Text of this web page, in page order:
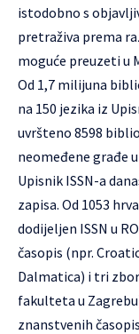
istodobno s
pretraživa prema
moguće preuzeti u
Od 1,7 milijuna
na 150 jezika iz
uvršteno 8598
neomeđene građe
Upisnik ISSN-a
zapisa. Od 1053
dodijeljen ISSN u
časopis (npr.
Dalmatica) i tri
fakulteta u
znanstvenih